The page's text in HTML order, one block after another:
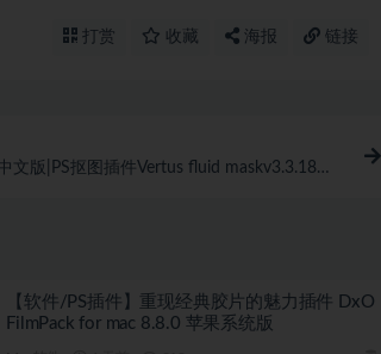
打赏 收藏 海报 链接
文版|PS抠图插件Vertus fluid maskv3.3.18汉
【软件/PS插件】重现经典胶片的魅力插件 DxO
FilmPack for mac 8.8.0 苹果系统版